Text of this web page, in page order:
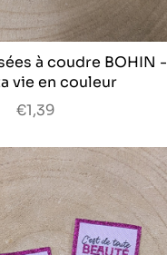
à coudre BOHIN -
vie en couleur
€1,39